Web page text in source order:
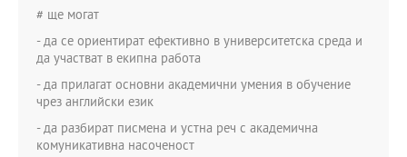
# ще могат
- да се ориентират ефективно в университетска среда и
да участват в екипна работа
- да прилагат основни академични умения в обучение
чрез английски език
- да разбират писмена и устна реч с академична
комуникативна насоченост